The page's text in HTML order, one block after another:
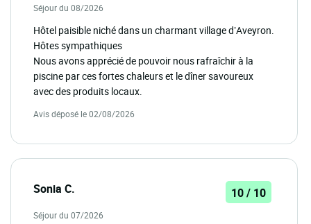
Séjour du 08/2026
Hôtel paisible niché dans un charmant village d’Aveyron.
Hôtes sympathiques
Nous avons apprécié de pouvoir nous rafraîchir à la
piscine par ces fortes chaleurs et le dîner savoureux
avec des produits locaux.
Avis déposé le 02/08/2026
Sonia C. 10 / 10
Séjour du 07/2026